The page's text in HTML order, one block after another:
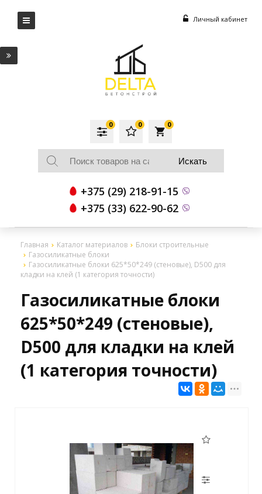
Личный кабинет
local_grocery_store
0
0
0
+375 (29) 218-91-15
+375 (33) 622-90-62
Главная Каталог материалов
Блоки строительные
Газосиликатные блоки
Газосиликатные блоки 625*50*249 (стеновые), D500 для
кладки на клей (1 категория точности)
Газосиликатные блоки
625*50*249 (стеновые),
D500 для кладки на клей
(1 категория точности)